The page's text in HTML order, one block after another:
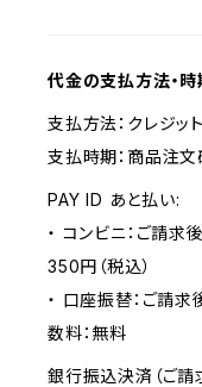
代金の支払方法・時
支払方法：クレジッ
支払時期：商品注文
PAY ID あと払い:
・ コンビニ：ご請求
350円（税込）
・ 口座振替：ご請
数料：無料
銀行振込決済（ご請